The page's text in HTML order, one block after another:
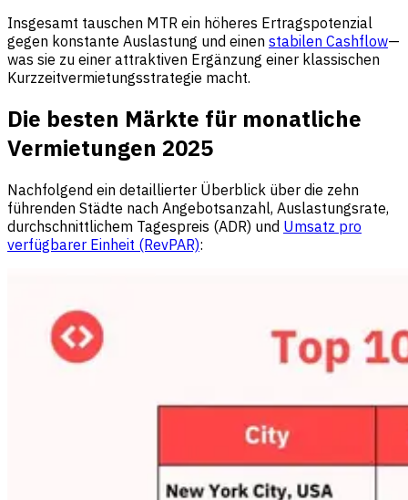
Insgesamt tauschen MTR ein höheres Ertragspotenzial
gegen konstante Auslastung und einen stabilen Cashflow—
was sie zu einer attraktiven Ergänzung einer klassischen
Kurzzeitvermietungsstrategie macht.
Die besten Märkte für monatliche
Vermietungen 2025
Nachfolgend ein detaillierter Überblick über die zehn
führenden Städte nach Angebotsanzahl, Auslastungsrate,
durchschnittlichem Tagespreis (ADR) und Umsatz pro
verfügbarer Einheit (RevPAR):